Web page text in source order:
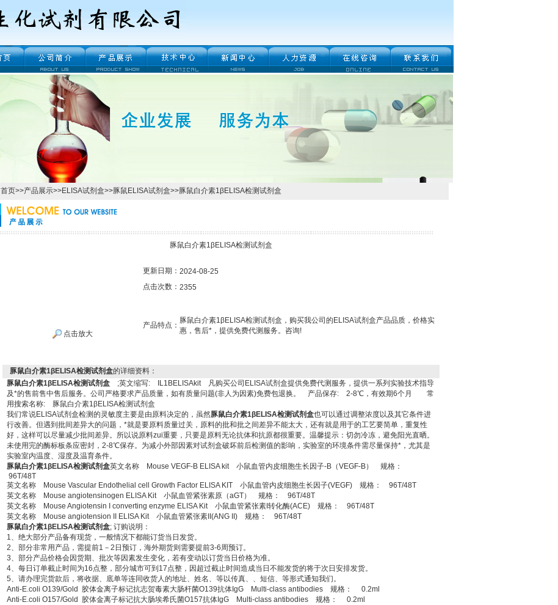
首页>>产品展示>>ELISA试剂盒>>豚鼠ELISA试剂盒>>豚鼠白介素1βELISA检测试剂盒
豚鼠白介素1βELISA检测试剂盒
点击放大
更新日期： 2024-08-25
点击次数： 2355
产品特点：
豚鼠白介素1βELISA检测试剂盒，购买我公司的ELISA试剂盒产品品质，价格实
惠，售后*，提供免费代测服务。咨询!
豚鼠白介素1βELISA检测试剂盒的详细资料：
豚鼠白介素1βELISA检测试剂盒 ;英文缩写: IL1BELISAkit 凡购买公司ELISA试剂盒提供免费代测服务，提供一系列实验技术指导
及*的售前售中售后服务。公司严格要求产品质量，如有质量问题(非人为因素)免费包退换。 产品保存: 2-8℃，有效期6个月 常
用搜索名称: 豚鼠白介素1βELISA检测试剂盒
我们常说ELISA试剂盒检测的灵敏度主要是由原料决定的，虽然豚鼠白介素1βELISA检测试剂盒也可以通过调整浓度以及其它条件进
行改善。但遇到批间差异大的问题，*就是要原料质量过关，原料的批和批之间差异不能太大，还有就是用于的工艺要简单，重复性
好，这样可以尽量减少批间差异。所以说原料zui重要，只要是原料无论抗体和抗原都很重要。温馨提示：切勿冷冻，避免阳光直晒。
未使用完的酶标板条应密封，2-8℃保存。为减小外部因素对试剂盒破坏前后检测值的影响，实验室的环境条件需尽量保持*，尤其是
实验室内温度、湿度及温育条件。
豚鼠白介素1βELISA检测试剂盒英文名称 Mouse VEGF-B ELISA kit 小鼠血管内皮细胞生长因子-B（VEGF-B） 规格：
96T/48T
英文名称 Mouse Vascular Endothelial cell Growth Factor ELISA KIT 小鼠血管内皮细胞生长因子(VEGF) 规格： 96T/48T
英文名称 Mouse angiotensinogen ELISA Kit 小鼠血管紧张素原（aGT） 规格： 96T/48T
英文名称 Mouse Angiotensin I converting enzyme ELISA Kit 小鼠血管紧张素I转化酶(ACE) 规格： 96T/48T
英文名称 Mouse angiotension II ELISA Kit 小鼠血管紧张素II(ANG II) 规格： 96T/48T
豚鼠白介素1βELISA检测试剂盒; 订购说明：
1、绝大部分产品备有现货，一般情况下都能订货当日发货。
2、部分非常用产品，需提前1－2日预订，海外期货则需要提前3-6周预订。
3、部分产品价格会因货期、批次等因素发生变化，若有变动以订货当日价格为准。
4、每日订单截止时间为16点整，部分城市可到17点整，因超过截止时间造成当日不能发货的将于次日安排发货。
5、请办理完货款后，将收据、底单等连同收货人的地址、姓名、等以传真、、短信、等形式通知我们。
Anti-E.coli O139/Gold 胶体金离子标记抗志贺毒素大肠杆菌O139抗体IgG Multi-class antibodies 规格： 0.2ml
Anti-E.coli O157/Gold 胶体金离子标记抗大肠埃希氏菌O157抗体IgG Multi-class antibodies 规格： 0.2ml